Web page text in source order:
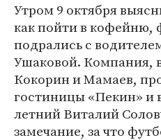
Утром 9 октября
как пойти в кофейню,
подрались с
Ушаковой. Компания,
Кокорин и Мамаев,
гостиницы «Пекин» и
летний Виталий
замечание, за что